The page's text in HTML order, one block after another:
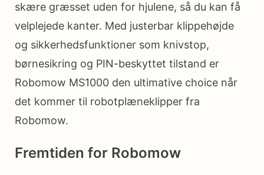
skære græsset uden for hjulene, så du kan få
velplejede kanter. Med justerbar klippehøjde
og sikkerhedsfunktioner som knivstop,
børnesikring og PIN-beskyttet tilstand er
Robomow MS1000 den ultimative choice når
det kommer til robotplæneklipper fra
Robomow.
Fremtiden for Robomow